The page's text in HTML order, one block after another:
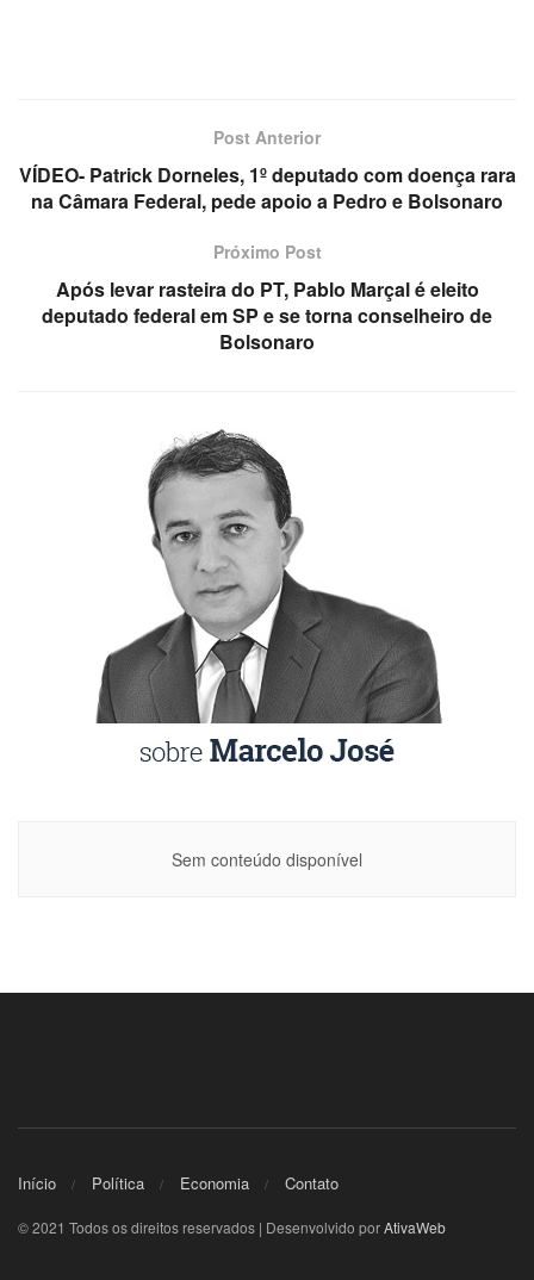
Post Anterior
VÍDEO- Patrick Dorneles, 1º deputado com doença rara
na Câmara Federal, pede apoio a Pedro e Bolsonaro
Próximo Post
Após levar rasteira do PT, Pablo Marçal é eleito
deputado federal em SP e se torna conselheiro de
Bolsonaro
Sem conteúdo disponível
Início Política Economia Contato
© 2021 Todos os direitos reservados | Desenvolvido porAtivaWeb